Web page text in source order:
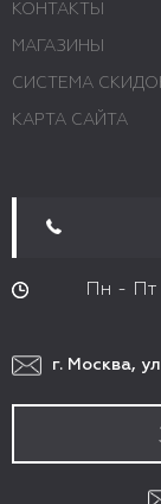
КОНТАКТЫ
МАГАЗИНЫ
СИСТЕМА
КАРТА САЙТА
Пн -
г. Москва,